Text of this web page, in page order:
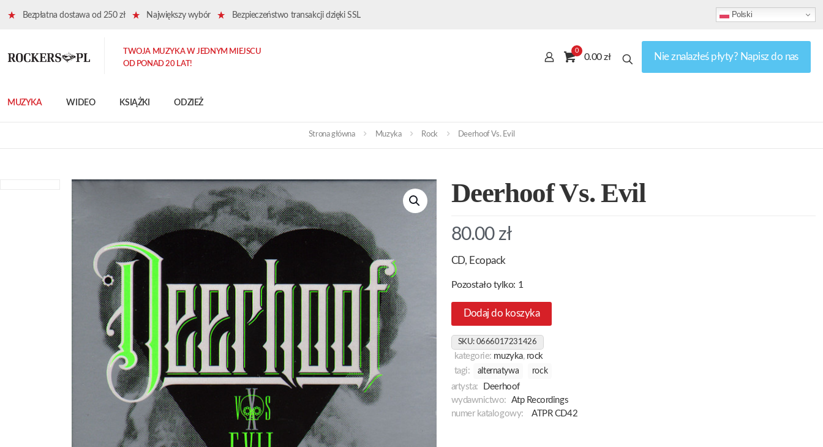
Bezpłatna dostawa od 250 zł Największy wybór Bezpieczeństwo transakcji dzięki SSL Polski
MUZYKA WIDEO KSIĄŻKI ODZIEŻ
TWOJA MUZYKA W JEDNYM MIEJSCU
OD PONAD 20 LAT!
0
0.00 zł Nie znalazłeś płyty? Napisz do nas
Strona główna Muzyka Rock Deerhoof Vs. Evil
Deerhoof Vs. Evil
80.00 zł
CD, Ecopack
Pozostało tylko: 1
Dodaj do koszyka
SKU: 0666017231426
kategorie: muzyka, rock
tagi:
alternatywa rock
artysta:
Deerhoof
wydawnictwo: Atp Recordings
numer katalogowy:
ATPR CD42